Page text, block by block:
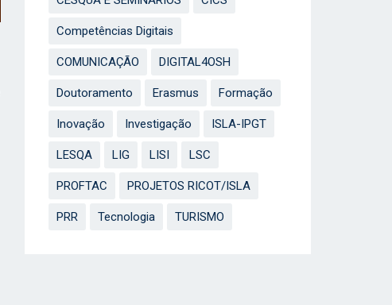
Competências Digitais
COMUNICAÇÃO DIGITAL4OSH
Doutoramento Erasmus Formação
Inovação Investigação ISLA-IPGT
LESQA LIG LISI LSC
PROFTAC PROJETOS RICOT/ISLA
PRR Tecnologia TURISMO